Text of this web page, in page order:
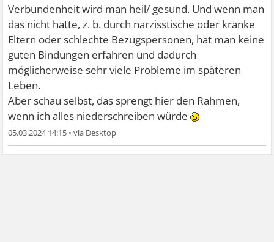
Verbundenheit wird man heil/ gesund. Und wenn man
das nicht hatte, z. b. durch narzisstische oder kranke
Eltern oder schlechte Bezugspersonen, hat man keine
guten Bindungen erfahren und dadurch
möglicherweise sehr viele Probleme im späteren
Leben.
Aber schau selbst, das sprengt hier den Rahmen,
wenn ich alles niederschreiben würde
05.03.2024 14:15 •